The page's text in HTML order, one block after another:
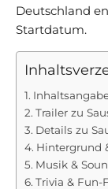
Deutschland
Startdatum.
Trailer zu
Details zu
Hintergrund
Musik &
Trivia & Fun-